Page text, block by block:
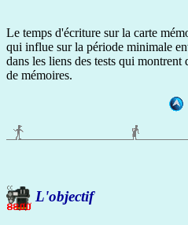
Le temps d'écriture sur la carte
qui influe sur la période minimale
dans les liens des tests qui montrent
de mémoires.
L'objectif